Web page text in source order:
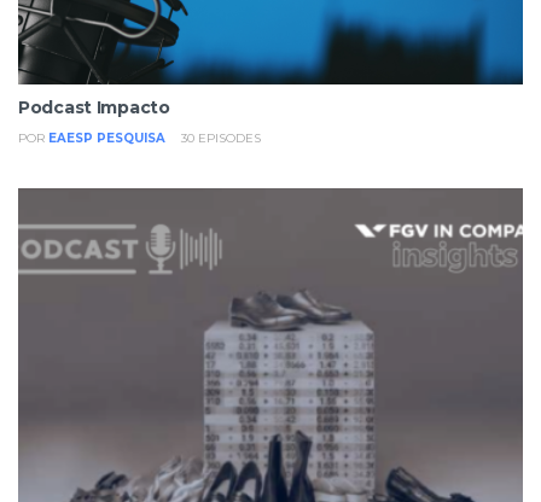
Podcast Impacto
POR EAESP PESQUISA 30 EPISODES